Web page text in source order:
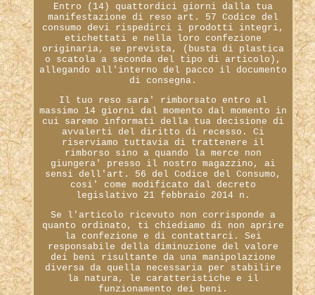
Entro (14) quattordici giorni dalla tua
manifestazione di reso art. 57 Codice del
consumo devi rispedirci i prodotti integri,
etichettati e nella loro confezione
originaria, se prevista, (busta di plastica
o scatola a seconda del tipo di articolo),
allegando all'interno del pacco il documento
di consegna.
Il tuo reso sara' rimborsato entro al
massimo 14 giorni dal momento dal momento in
cui saremo informati della tua decisione di
avvalerti del diritto di recesso. Ci
riserviamo tuttavia di trattenere il
rimborso sino a quando la merce non
giungera' presso il nostro magazzino, ai
sensi dell'art. 56 del Codice del Consumo,
cosi' come modificato dal decreto
legislativo 21 febbraio 2014 n.
Se l'articolo ricevuto non corrisponde a
quanto ordinato, ti chiediamo di non aprire
la confezione e di contattarci. Sei
responsabile della diminuzione del valore
dei beni risultante da una manipolazione
diversa da quella necessaria per stabilire
la natura, le caratteristiche e il
funzionamento dei beni.